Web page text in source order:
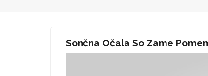
Sončna Očala So Zame